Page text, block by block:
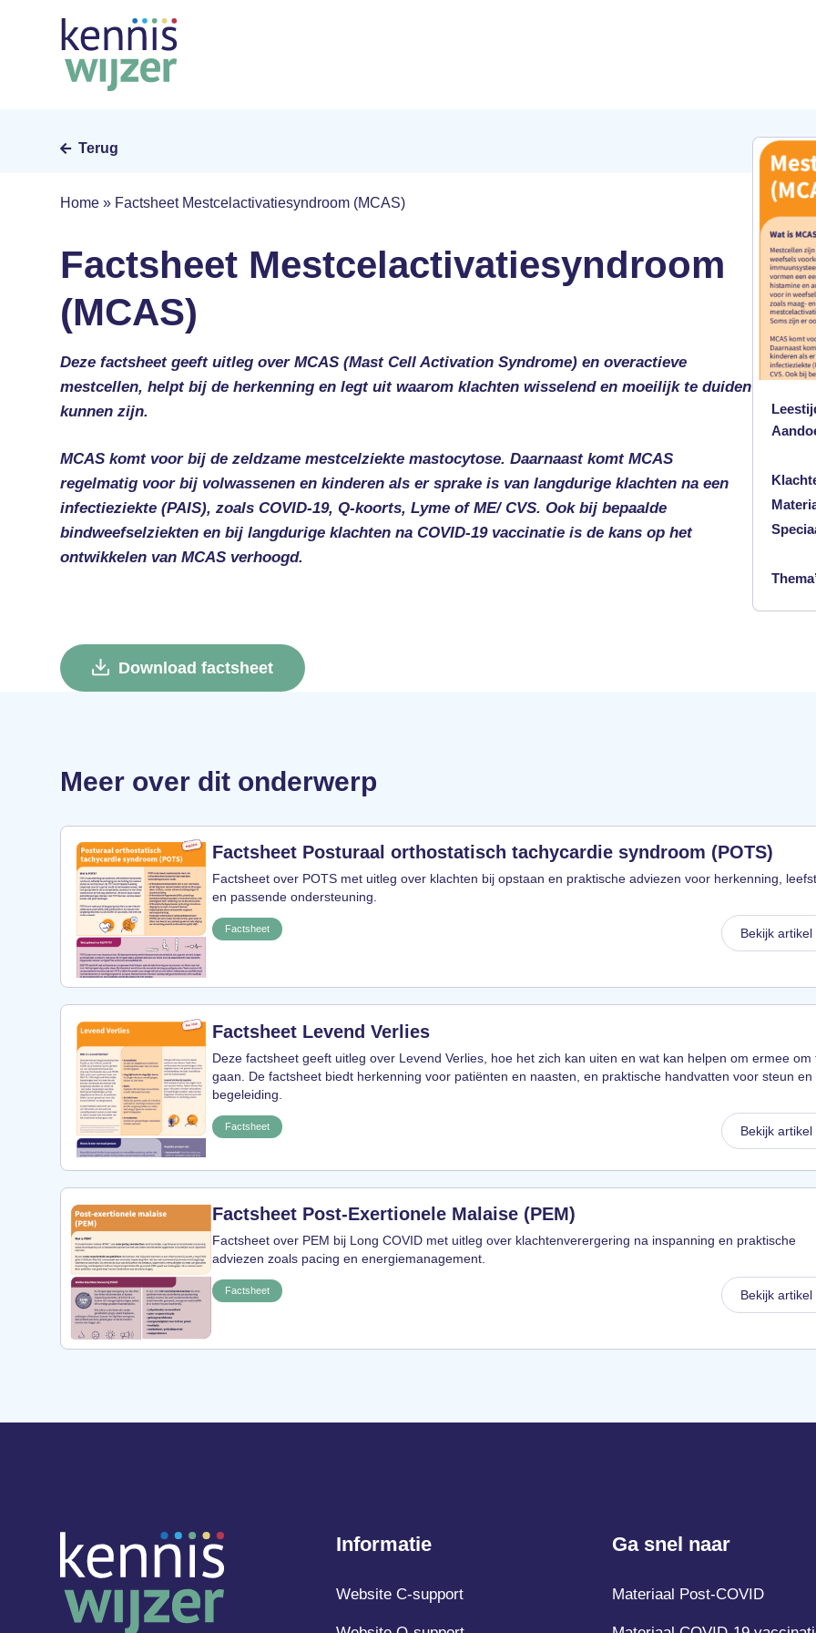
Terug
Home» Factsheet Mestcelactivatiesyndroom (MCAS)
Factsheet Mestcelactivatiesyndroom
(MCAS)
Deze factsheet geeft uitleg over MCAS (Mast Cell Activation Syndrome) en overactieve
mestcellen, helpt bij de herkenning en legt uit waarom klachten wisselend en moeilijk te duiden
kunnen zijn.
MCAS komt voor bij de zeldzame mestcelziekte mastocytose. Daarnaast komt MCAS
regelmatig voor bij volwassenen en kinderen als er sprake is van langdurige klachten na een
infectieziekte (PAIS), zoals COVID-19, Q-koorts, Lyme of ME/ CVS. Ook bij bepaalde
bindweefselziekten en bij langdurige klachten na COVID-19 vaccinatie is de kans op het
ontwikkelen van MCAS verhoogd.
Download factsheet
Meer over dit onderwerp
Factsheet Posturaal orthostatisch tachycardie syndroom (POTS)
Factsheet over POTS met uitleg over klachten bij opstaan en praktische adviezen voor herkenning,
en passende ondersteuning.
Factsheet Bekijk artikel
Factsheet Levend Verlies
Deze factsheet geeft uitleg over Levend Verlies, hoe het zich kan uiten en wat kan helpen om ermee om
gaan. De factsheet biedt herkenning voor patiënten en naasten, en praktische handvatten voor steun en
begeleiding.
Factsheet Bekijk artikel
Factsheet Post-Exertionele Malaise (PEM)
Factsheet over PEM bij Long COVID met uitleg over klachtenverergering na inspanning en praktische
adviezen zoals pacing en energiemanagement.
Factsheet Bekijk artikel
Informatie
Website C-support
Ga snel naar
Materiaal Post-COVID